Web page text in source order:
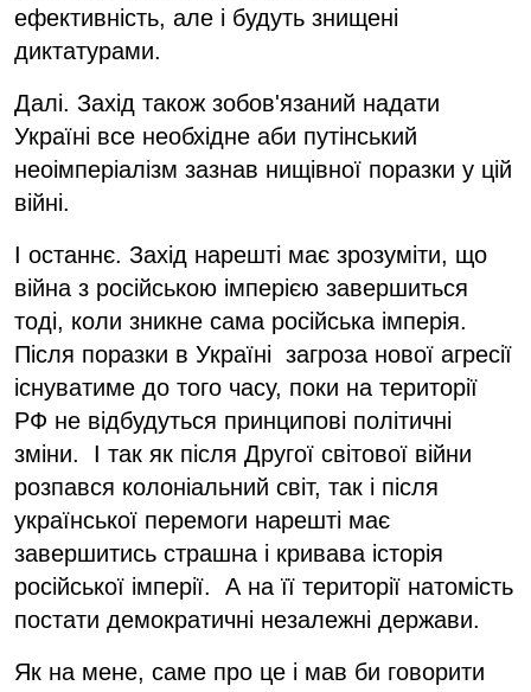
ефективність, але і будуть знищені
диктатурами.
Далі. Захід також зобов'язаний надати
Україні все необхідне аби путінський
неоімперіалізм зазнав нищівної поразки у цій
війні.
І останнє. Захід нарешті має зрозуміти, що
війна з російською імперією завершиться
тоді, коли зникне сама російська імперія.
Після поразки в Україні загроза нової агресії
існуватиме до того часу, поки на території
РФ не відбудуться принципові політичні
зміни. І так як після Другої світової війни
розпався колоніальний світ, так і після
української перемоги нарешті має
завершитись страшна і кривава історія
російської імперії. А на її території натомість
постати демократичні незалежні держави.
Як на мене, саме про це і мав би говорити